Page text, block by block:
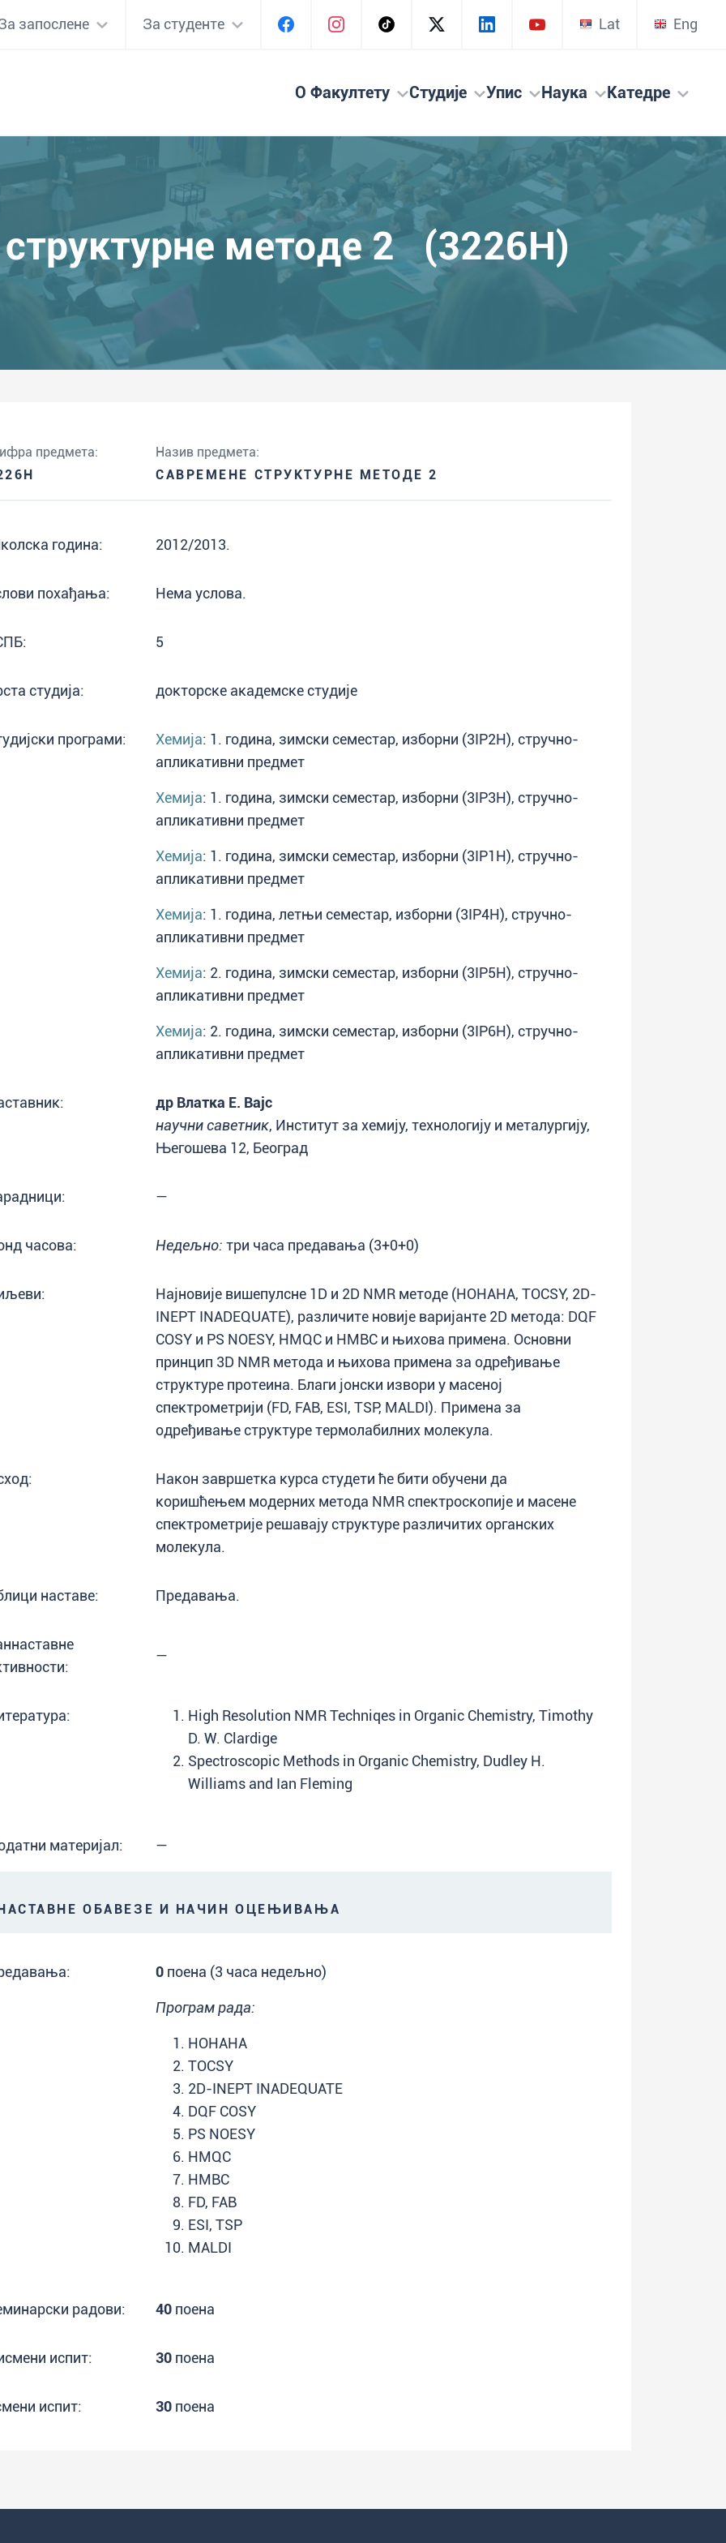
запослене За студенте Lat Eng
О Факултету Студије Упис Наука Катедре
методе 2 (3226H)
предмета:
Назив предмета:
САВРЕМЕНЕ СТРУКТУРНЕ МЕТОДЕ 2
година: 2012/2013.
похађања: Нема услова.
5
студија: докторске академске студије
програми: Хемија: 1. година, зимски семестар, изборни (3IP2H), стручно-
апликативни предмет
Хемија: 1. година, зимски семестар, изборни (3IP3H), стручно-
апликативни предмет
Хемија: 1. година, зимски семестар, изборни (3IP1H), стручно-
апликативни предмет
Хемија: 1. година, летњи семестар, изборни (3IP4H), стручно-
апликативни предмет
Хемија: 2. година, зимски семестар, изборни (3IP5H), стручно-
апликативни предмет
Хемија: 2. година, зимски семестар, изборни (3IP6H), стручно-
апликативни предмет
др Влатка Е. Вајс
научни саветник, Институт за хемију, технологију и металургију,
Његошева 12, Београд
—
часова: Недељно: три часа предавања (3+0+0)
Најновије вишепулсне 1D и 2D NMR методе (HOHAHA, TOCSY, 2D-
INEPT INADEQUATE), различите новије варијанте 2D метода: DQF
COSY и PS NOESY, HMQC и HMBC и њихова примена. Основни
принцип 3D NMR метода и њихова примена за одређивање
структуре протеина. Благи јонски извори у масеној
спектрометрији (FD, FAB, ESI, TSP, MALDI). Примена за
одређивање структуре термолабилних молекула.
Након завршетка курса студети ће бити обучени да
коришћењем модерних метода NMR спектроскопије и масене
спектрометрије решавају структуре различитих органских
молекула.
наставе: Предавања.
—
High Resolution NMR Techniqes in Organic Chemistry, Timothy
D. W. Clardige
Spectroscopic Methods in Organic Chemistry, Dudley H.
Williams and Ian Fleming
материјал: —
ОБАВЕЗЕ И НАЧИН ОЦЕЊИВАЊА
0 поена (3 часа недељно)
Програм рада:
HOHAHA
TOCSY
2D-INEPT INADEQUATE
DQF COSY
PS NOESY
HMQC
HMBC
FD, FAB
ESI, TSP
MALDI
радови: 40 поена
испит: 30 поена
испит: 30 поена